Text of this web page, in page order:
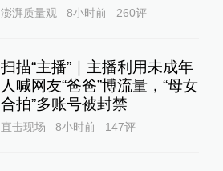
澎湃质量观 8小时前 260评
扫描“主播”｜主播利用未成年
人喊网友“爸爸”博流量，“母女
合拍”多账号被封禁
直击现场 8小时前 147评